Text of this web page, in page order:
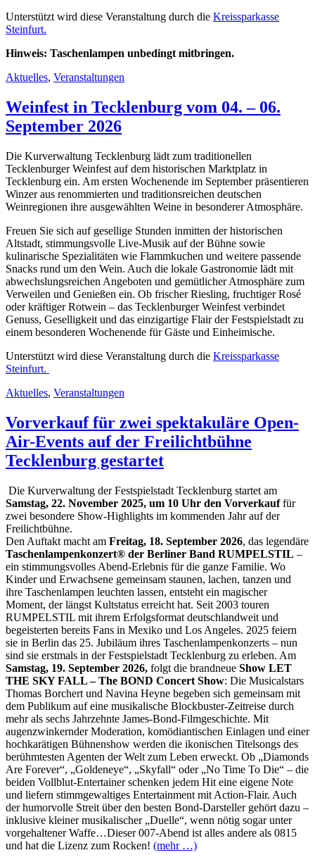
Unterstützt wird diese Veranstaltung durch die Kreissparkasse
Steinfurt.
Hinweis: Taschenlampen unbedingt mitbringen.
Aktuelles, Veranstaltungen
Weinfest in Tecklenburg vom 04. – 06.
September 2026
Die Kurverwaltung Tecklenburg lädt zum traditionellen
Tecklenburger Weinfest auf dem historischen Marktplatz in
Tecklenburg ein. Am ersten Wochenende im September präsentieren
Winzer aus renommierten und traditionsreichen deutschen
Weinregionen ihre ausgewählten Weine in besonderer Atmosphäre.
Freuen Sie sich auf gesellige Stunden inmitten der historischen
Altstadt, stimmungsvolle Live-Musik auf der Bühne sowie
kulinarische Spezialitäten wie Flammkuchen und weitere passende
Snacks rund um den Wein. Auch die lokale Gastronomie lädt mit
abwechslungsreichen Angeboten und gemütlicher Atmosphäre zum
Verweilen und Genießen ein. Ob frischer Riesling, fruchtiger Rosé
oder kräftiger Rotwein – das Tecklenburger Weinfest verbindet
Genuss, Geselligkeit und das einzigartige Flair der Festspielstadt zu
einem besonderen Wochenende für Gäste und Einheimische.
Unterstützt wird diese Veranstaltung durch die Kreissparkasse
Steinfurt.
Aktuelles, Veranstaltungen
Vorverkauf für zwei spektakuläre Open-
Air-Events auf der Freilichtbühne
Tecklenburg gestartet
Die Kurverwaltung der Festspielstadt Tecklenburg startet am
Samstag, 22. November 2025, um 10 Uhr den Vorverkauffür
zwei besondere Show-Highlights im kommenden Jahr auf der
Freilichtbühne.
Den Auftakt macht am Freitag, 18. September 2026, das legendäre
Taschenlampenkonzert® der Berliner Band RUMPELSTIL –
ein stimmungsvolles Abend-Erlebnis für die ganze Familie. Wo
Kinder und Erwachsene gemeinsam staunen, lachen, tanzen und
ihre Taschenlampen leuchten lassen, entsteht ein magischer
Moment, der längst Kultstatus erreicht hat. Seit 2003 touren
RUMPELSTIL mit ihrem Erfolgsformat deutschlandweit und
begeisterten bereits Fans in Mexiko und Los Angeles. 2025 feiern
sie in Berlin das 25. Jubiläum ihres Taschenlampenkonzerts – nun
sind sie erstmals in der Festspielstadt Tecklenburg zu erleben. Am
Samstag, 19. September 2026, folgt die brandneue Show LET
THE SKY FALL – The BOND Concert Show: Die Musicalstars
Thomas Borchert und Navina Heyne begeben sich gemeinsam mit
dem Publikum auf eine musikalische Blockbuster-Zeitreise durch
mehr als sechs Jahrzehnte James-Bond-Filmgeschichte. Mit
augenzwinkernder Moderation, komödiantischen Einlagen und einer
hochkarätigen Bühnenshow werden die ikonischen Titelsongs des
berühmtesten Agenten der Welt zum Leben erweckt. Ob „Diamonds
Are Forever“, „Goldeneye“, „Skyfall“ oder „No Time To Die“ – die
beiden Vollblut-Entertainer schenken jedem Hit eine eigene Note
und liefern stimmgewaltiges Entertainment mit Action-Flair. Auch
der humorvolle Streit über den besten Bond-Darsteller gehört dazu –
inklusive kleiner musikalischer „Duelle“, wenn nötig sogar unter
vorgehaltener Waffe…Dieser 007-Abend ist alles andere als 0815
und hat die Lizenz zum Rocken! (mehr …)